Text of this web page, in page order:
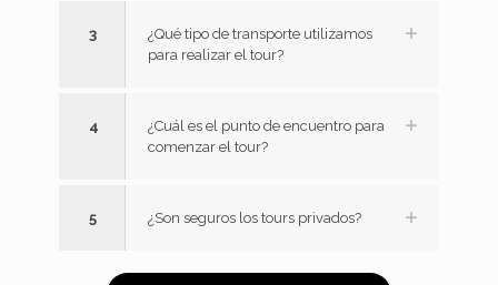
3
¿Qué tipo de transporte utilizamos
para realizar el tour?
4
¿Cuál es el punto de encuentro para
comenzar el tour?
5 ¿Son seguros los tours privados?